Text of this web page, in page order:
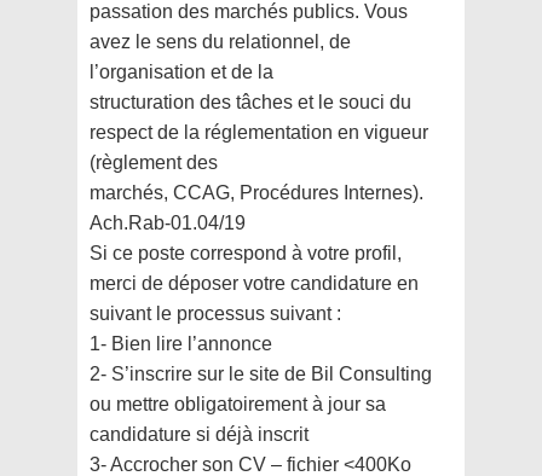
passation des marchés publics. Vous
avez le sens du relationnel, de
l’organisation et de la
structuration des tâches et le souci du
respect de la réglementation en vigueur
(règlement des
marchés, CCAG, Procédures Internes).
Ach.Rab-01.04/19
Si ce poste correspond à votre profil,
merci de déposer votre candidature en
suivant le processus suivant :
1- Bien lire l’annonce
2- S’inscrire sur le site de Bil Consulting
ou mettre obligatoirement à jour sa
candidature si déjà inscrit
3- Accrocher son CV – fichier <400Ko